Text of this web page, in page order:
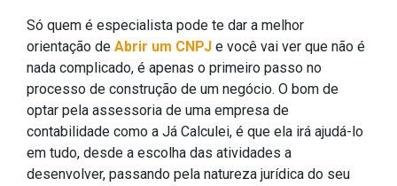
Só quem é especialista pode te dar a melhor
orientação de Abrir um CNPJ e você vai ver que não é
nada complicado, é apenas o primeiro passo no
processo de construção de um negócio. O bom de
optar pela assessoria de uma empresa de
contabilidade como a Já Calculei, é que ela irá ajudá-lo
em tudo, desde a escolha das atividades a
desenvolver, passando pela natureza jurídica do seu